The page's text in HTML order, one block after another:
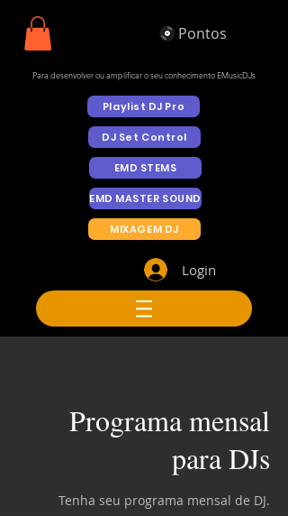
Pontos
Para desenvolver ou amplificar o seu conhecimento EMusicDJs
Playlist DJ Pro
DJ Set Control
EMD STEMS
EMD MASTER SOUND
MIXAGEM DJ
Login
Programa mensal
para DJs
Tenha seu programa mensal de DJ.